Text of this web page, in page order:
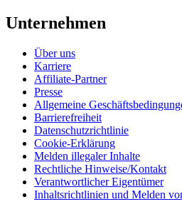
Unternehmen
Über uns
Karriere
Affiliate-Partner
Presse
Allgemeine
Barrierefreiheit
Datenschutzrichtlinie
Cookie-Erklärung
Melden illegaler Inhalte
Rechtliche Hinweise/Kontakt
Verantwortlicher Eigentümer
Inhaltsrichtlinien und Melden